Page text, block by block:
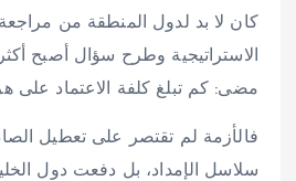
كان لا بد لدول المنطقة من مراجعة
الاستراتيجية وطرح سؤال أصبح
مضى: كم تبلغ كلفة الاعتماد على
فالأزمة لم تقتصر على تعطيل
سلاسل الإمداد، بل دفعت دول